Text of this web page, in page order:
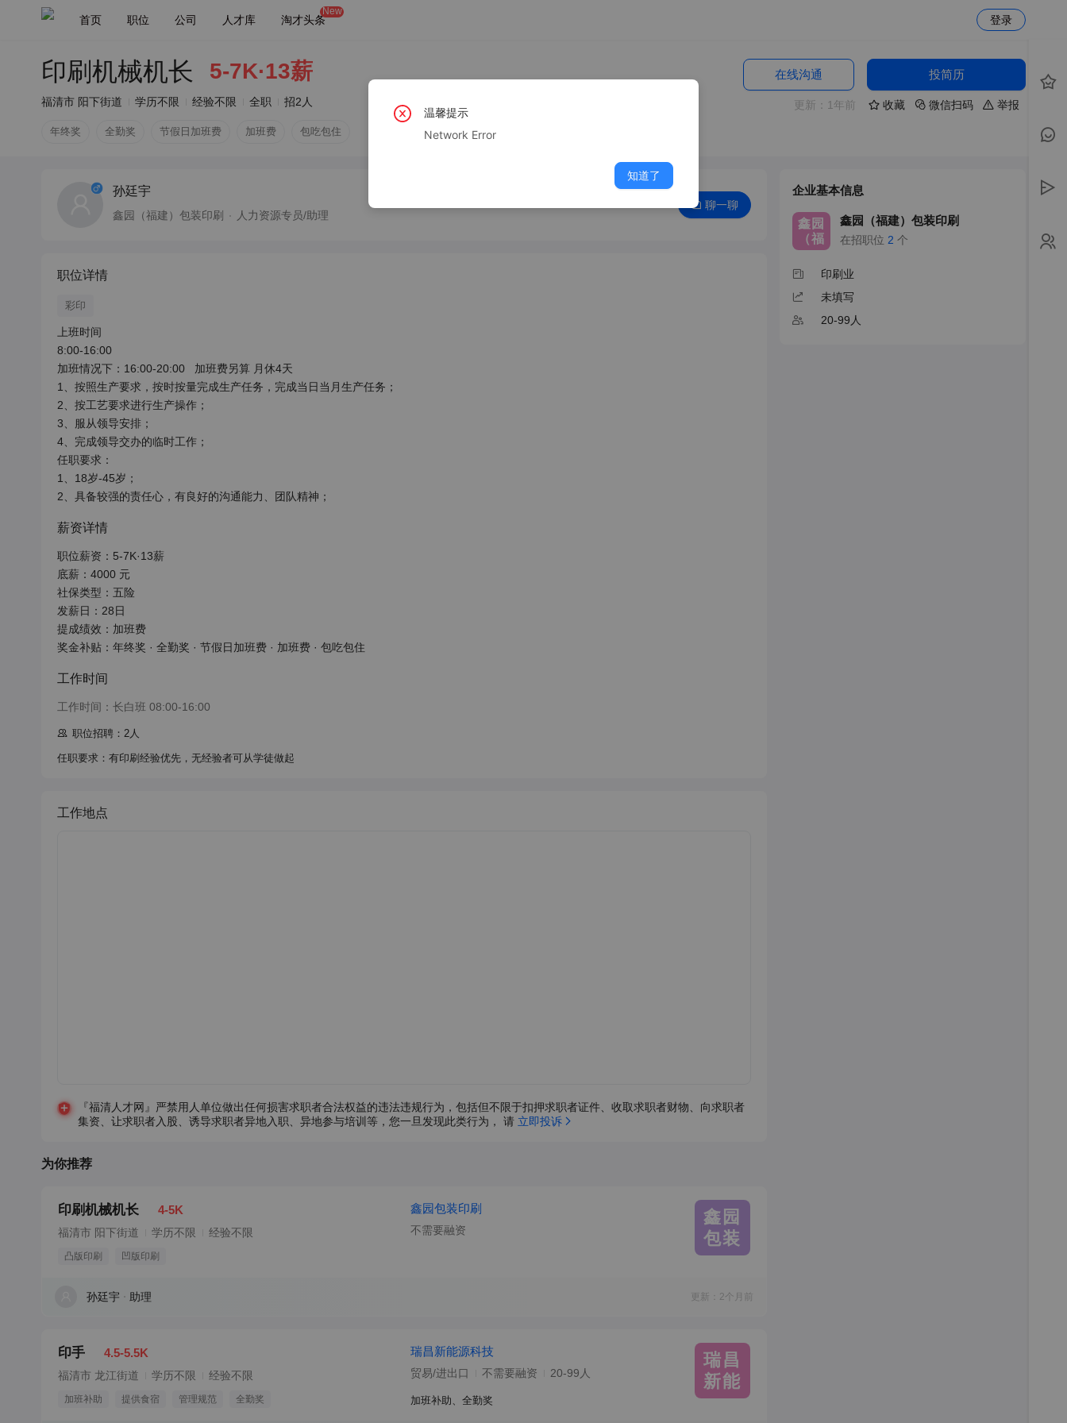
首页 职位 公司 人才库 淘才头条
New
登录
印刷机械机长 5-7K·13薪
福清市 阳下街道 学历不限 经验不限 全职 招2人
年终奖 全勤奖 节假日加班费 加班费 包吃包住
在线沟通 投简历
更新：1年前 收藏 微信扫码 举报
孙廷宇
鑫园（福建）包装印刷 人力资源专员/助理
聊一聊
职位详情
彩印
上班时间
8:00-16:00
加班情况下：16:00-20:00   加班费另算 月休4天
1、按照生产要求，按时按量完成生产任务，完成当日当月生产任务；
2、按工艺要求进行生产操作；
3、服从领导安排；
4、完成领导交办的临时工作；
任职要求：
1、18岁-45岁；
2、具备较强的责任心，有良好的沟通能力、团队精神；
薪资详情
职位薪资：5-7K·13薪
底薪：4000 元
社保类型：五险
发薪日：28日
提成绩效：加班费
奖金补贴：年终奖 · 全勤奖 · 节假日加班费 · 加班费 · 包吃包住
工作时间
工作时间：长白班 08:00-16:00
职位招聘：2人
任职要求：有印刷经验优先，无经验者可从学徒做起
工作地点
『福清人才网』严禁用人单位做出任何损害求职者合法权益的违法违规行为，包括但不限于扣押求职者证件、收取求职者财物、向求职者
集资、让求职者入股、诱导求职者异地入职、异地参与培训等，您一旦发现此类行为， 请 立即投诉
为你推荐
印刷机械机长 4-5K
福清市 阳下街道 学历不限 经验不限
凸版印刷 凹版印刷
鑫园包装印刷
不需要融资
鑫园
包装
孙廷宇 助理 更新：2个月前
印手 4.5-5.5K
福清市 龙江街道 学历不限 经验不限
加班补助 提供食宿 管理规范 全勤奖
瑞昌新能源科技
贸易/进出口 不需要融资 20-99人
加班补助、全勤奖
瑞昌
新能
企业基本信息
鑫园
（福
鑫园（福建）包装印刷
在招职位 2 个
印刷业
未填写
20-99人
温馨提示
Network Error
知道了